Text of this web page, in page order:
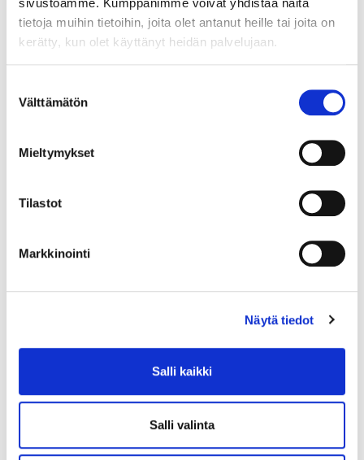
tietoja muihin tietoihin, joita olet antanut heille tai joita on
kerätty, kun olet käyttänyt heidän palvelujaan.
valinta
Välttämätön
Mieltymykset
Tilastot
Markkinointi
Näytä tiedot
Salli kaikki
Salli valinta
Timanttisormus 5xn.0.05ct, koko 15¾, kaiverrettu, 585, Paino: 2,1
Johtava huuto:-
11.8.2026 19:25:30